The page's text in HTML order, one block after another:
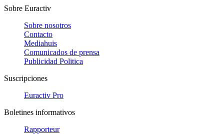
Sobre Euractiv
Sobre nosotros
Contacto
Mediahuis
Comunicados de prensa
Publicidad Politica
Suscripciones
Euractiv Pro
Boletines informativos
Rapporteur